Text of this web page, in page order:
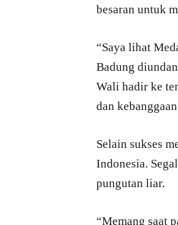
besaran untuk
“Saya lihat
Badung
Wali hadir ke
dan
Selain sukses
Indonesia.
pungutan liar.
“Memang saat